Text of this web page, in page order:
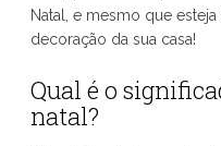
Natal, e mesmo que
decoração da sua casa!
Qual é o
natal?